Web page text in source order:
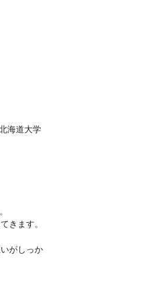
海道大学
きます。
がしっか